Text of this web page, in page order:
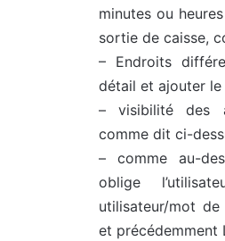
minutes ou
sortie de caisse,
– Endroits
détail et ajouter
– visibilité des
comme dit ci-
– comme au-
oblige
utilisateur/mot
et précédemment